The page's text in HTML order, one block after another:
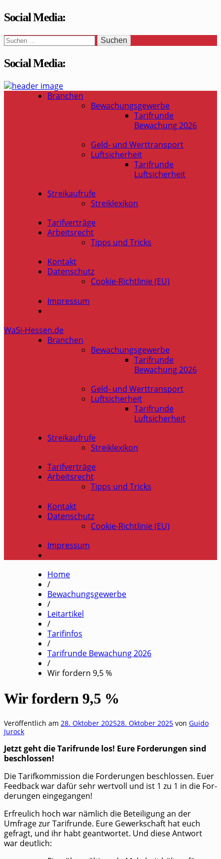
Social Media:
Suchen
nach:
Social Media:
WaSi-Hessen.de
Infoportal Wach- und Sicherheitsbranche in Hessen
Branchen
Bewachungsgewerbe
Tarifrunde
Bewachung 2026
Geld- und Werttransport
Luftsicherheit
Tarifrunde
Luftsicherheit
Streikaufrufe
Streiklexikon
Tarifverträge
Arbeitsrecht
Tipps und Tricks
Kontakt
Datenschutz
Cookie-Richtlinie (EU)
Impressum
WaSi-Hessen.de
Branchen
Bewachungsgewerbe
Tarifrunde
Bewachung 2026
Geld- und Werttransport
Luftsicherheit
Tarifrunde
Luftsicherheit
Streikaufrufe
Streiklexikon
Tarifverträge
Arbeitsrecht
Tipps und Tricks
Kontakt
Datenschutz
Cookie-Richtlinie (EU)
Impressum
Home
/
Bewachungsgewerbe
/
Leitartikel
/
Tarifinfos
/
Tarifrunde Bewachung 2026
/
Wir fordern 9,5 %
Wir fordern 9,5 %
Veröffentlich am 28. Oktober 202528. Oktober 2025 von Guido
Jurock
Jetzt geht die Tarif­run­de los! Eure For­de­run­gen sind
beschlossen!
Die Tarif­kom­mis­si­on die For­de­run­gen beschlos­sen. Euer
Feed­back war dafür sehr wert­voll und ist 1 zu 1 in die For­
de­run­gen eingegangen!
Erfreu­lich hoch war näm­lich die Betei­li­gung an der
Umfra­ge zur Tarif­run­de. Eure Gewerk­schaft hat euch
gefragt, und ihr habt geant­wor­tet. Und die­se Ant­wort
war deutlich: